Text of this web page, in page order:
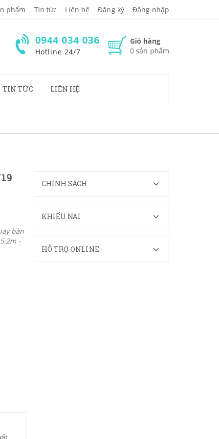
phẩm Tin tức Liên hệ Đăng ký Đăng nhập
Giỏ hàng
0 sản phẩm
0944 034 036
Hotline 24/7
TIN TỨC LIÊN HỆ
bàn
-
CHÍNH SÁCH
KHIẾU NẠI
HỖ TRỢ ONLINE